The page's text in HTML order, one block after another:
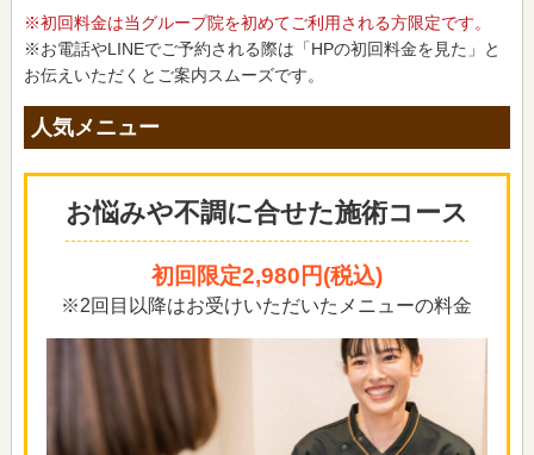
※初回料金は当グループ院を初めてご利用される方限定です。
※お電話やLINEでご予約される際は「HPの初回料金を見た」と
お伝えいただくとご案内スムーズです。
人気メニュー
お悩みや不調に合せた施術コース
初回限定2,980円(税込)
※2回目以降はお受けいただいたメニューの料金